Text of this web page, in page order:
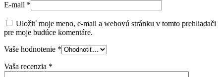
E-mail *
Uložiť moje meno, e-mail a webovú stránku v tomto prehliadači
pre moje budúce komentáre.
Vaše hodnotenie *
Vaša recenzia *